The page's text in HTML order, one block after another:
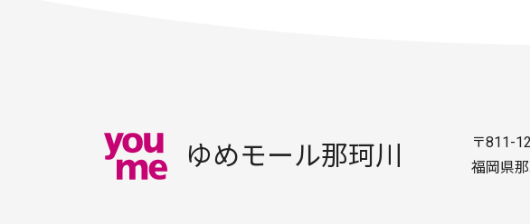
ゆめモール那珂川
〒811-
福岡県